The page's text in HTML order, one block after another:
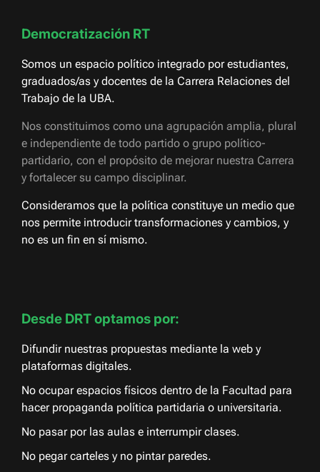
Democratización RT
Somos un espacio político integrado por estudiantes,
graduados/as y docentes de la Carrera Relaciones del
Trabajo de la UBA.
Nos constituimos como una agrupación amplia, plural
e independiente de todo partido o grupo político-
partidario, con el propósito de mejorar nuestra Carrera
y fortalecer su campo disciplinar.
Consideramos que la política constituye un medio que
nos permite introducir transformaciones y cambios, y
no es un fin en sí mismo.
Desde DRT optamos por:
Difundir nuestras propuestas mediante la web y
plataformas digitales.
No ocupar espacios físicos dentro de la Facultad para
hacer propaganda política partidaria o universitaria.
No pasar por las aulas e interrumpir clases.
No pegar carteles y no pintar paredes.